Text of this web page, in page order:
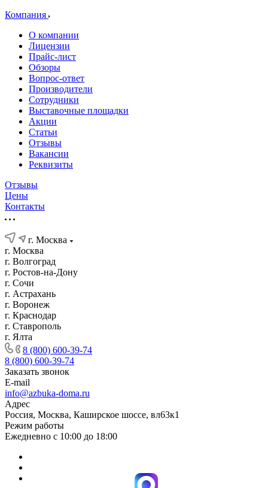
Компания
О компании
Лицензии
Прайс-лист
Обзоры
Вопрос-ответ
Производители
Сотрудники
Выставочные площадки
Акции
Статьи
Отзывы
Вакансии
Реквизиты
Отзывы
Цены
Контакты
г. Москва
г. Москва
г. Волгоград
г. Ростов-на-Дону
г. Сочи
г. Астрахань
г. Воронеж
г. Краснодар
г. Ставрополь
г. Ялта
8 (800) 600-39-74
8 (800) 600-39-74
Заказать звонок
E-mail
info@azbuka-doma.ru
Адрес
Россия, Москва, Каширское шоссе, вл63к1
Режим работы
Ежедневно с 10:00 до 18:00